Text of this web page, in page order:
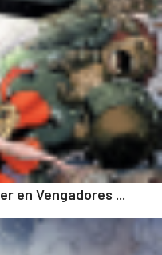
en Vengadores ...